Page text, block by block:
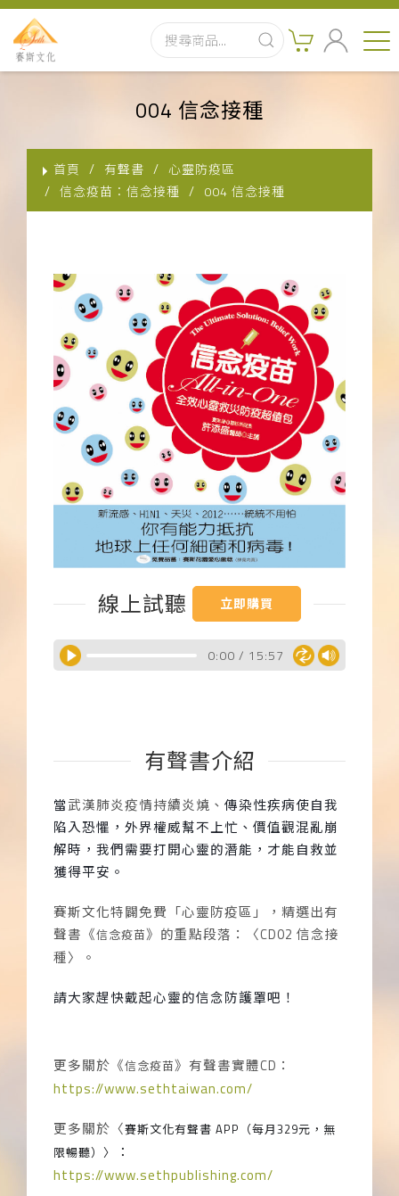
實體出版品
影音書
關於我們
聯絡客服
下載APP
常見問題
004 信念接種
首頁 有聲書
心靈防疫區
信念疫苗：信念接種
004 信念接種
線上試聽 立即購買
0:00 / 15:57
有聲書介紹
當武漢肺炎疫情持續炎燒、 傳染性疾病使自我
陷入恐懼，外界權威幫不上忙、價值觀混亂崩
解時，我們需要打開心靈的潛能，才能自救並
獲得平安。
賽斯文化特闢免費「心靈防疫區」，精選出有
聲書《信念疫苗》的重點段落 ：〈CD02 信念接
種〉
。
請大家趕快戴起心靈的信念防護罩吧！
更多關於《信念疫苗》有聲書實體CD ：
https://www.sethtaiwan.com/
更多關於〈賽斯文化有聲書 APP （每月329元，無
限暢聽） 〉
：
https://www.sethpublishing.com/